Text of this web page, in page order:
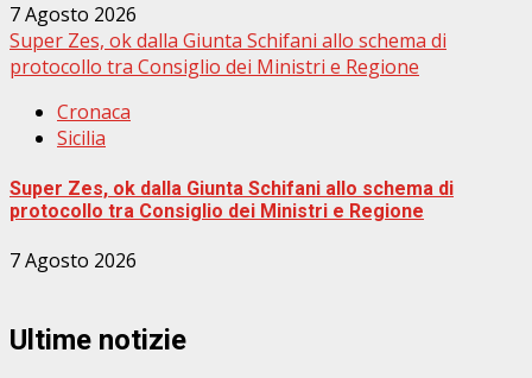
7 Agosto 2026
Super Zes, ok dalla Giunta Schifani allo schema di
protocollo tra Consiglio dei Ministri e Regione
Cronaca
Sicilia
Super Zes, ok dalla Giunta Schifani allo schema di
protocollo tra Consiglio dei Ministri e Regione
7 Agosto 2026
Ultime notizie